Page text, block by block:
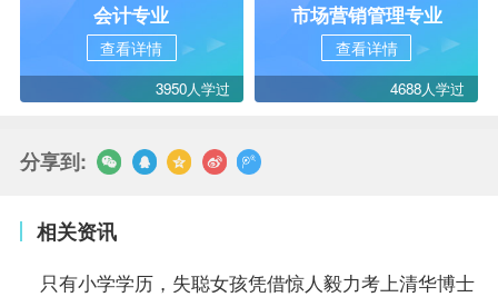
会计专业
查看详情
3950人学过
市场营销管理专业
查看详情
4688人学过
分享到:
相关资讯
只有小学学历，失聪女孩凭借惊人毅力考上清华博士